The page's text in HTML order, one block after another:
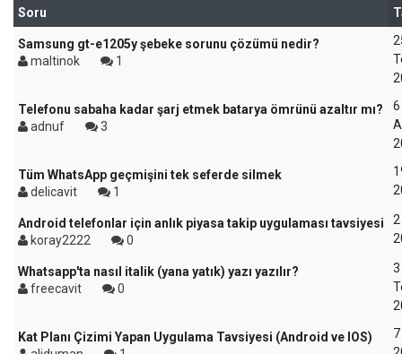
Soru
Samsung gt-e1205y şebeke sorunu çözümü nedir?
maltinok
1
Telefonu sabaha kadar şarj etmek batarya ömrünü azaltır mı?
adnuf
3
6
Tüm WhatsApp geçmişini tek seferde silmek
delicavit
1
Android telefonlar için anlık piyasa takip uygulaması tavsiyesi
koray2222
0
Whatsapp'ta nasıl italik (yana yatık) yazı yazılır?
freecavit
0
3
Kat Planı Çizimi Yapan Uygulama Tavsiyesi (Android ve IOS)